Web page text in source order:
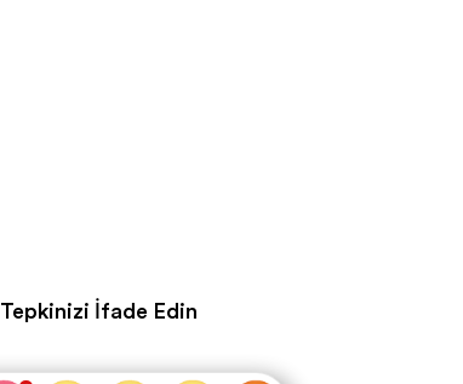
Tepkinizi İfade Edin